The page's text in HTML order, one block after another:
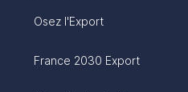
Osez l'Export
France 2030 Export